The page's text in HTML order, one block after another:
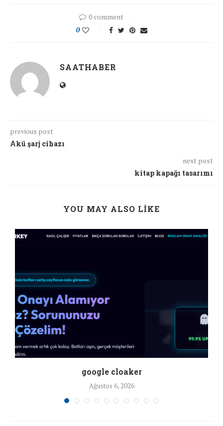
0 comment
0
SAATHABER
previous post
Akü şarj cihazı
next post
kitap kapağı tasarımı
YOU MAY ALSO LIKE
google cloaker
Ağustos 6, 2026